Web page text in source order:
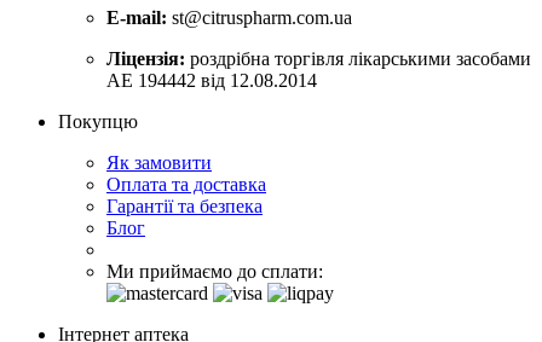
E-mail: st@citruspharm.com.ua
Ліцензія: роздрібна торгівля лікарськими засобами
АЕ 194442 від 12.08.2014
Покупцю
Як замовити
Оплата та доставка
Гарантії та безпека
Блог
Ми приймаємо до сплати:
Інтернет аптека